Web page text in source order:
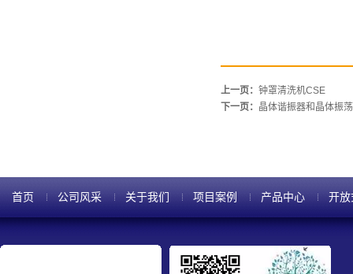
上一页： 钟罩清洗机CSE
下一页： 晶体谐振器和晶体振
首页 公司风采 关于我们 项目案例 产品中心 开放